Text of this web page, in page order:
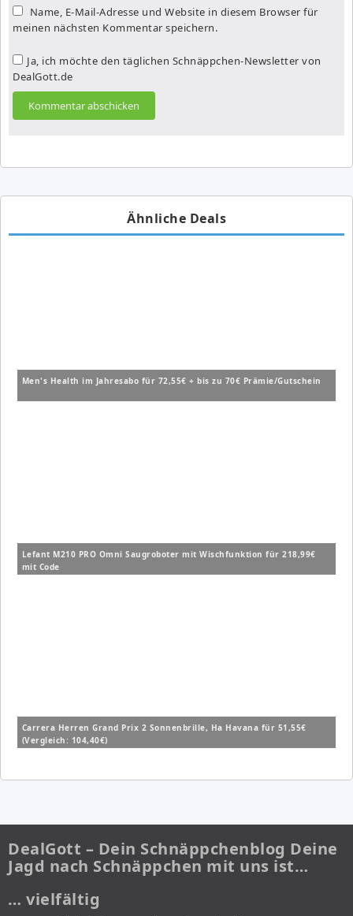
Name, E-Mail-Adresse und Website in diesem Browser für
meinen nächsten Kommentar speichern.
Ja, ich möchte den täglichen Schnäppchen-Newsletter von
DealGott.de
Ähnliche Deals
Men's Health im Jahresabo für 72,55€ + bis zu 70€ Prämie/Gutschein
Lefant M210 PRO Omni Saugroboter mit Wischfunktion für 218,99€
mit Code
Carrera Herren Grand Prix 2 Sonnenbrille, Ha Havana für 51,55€
(Vergleich: 104,40€)
DealGott – Dein Schnäppchenblog Deine
Jagd nach Schnäppchen mit uns ist…
… vielfältig